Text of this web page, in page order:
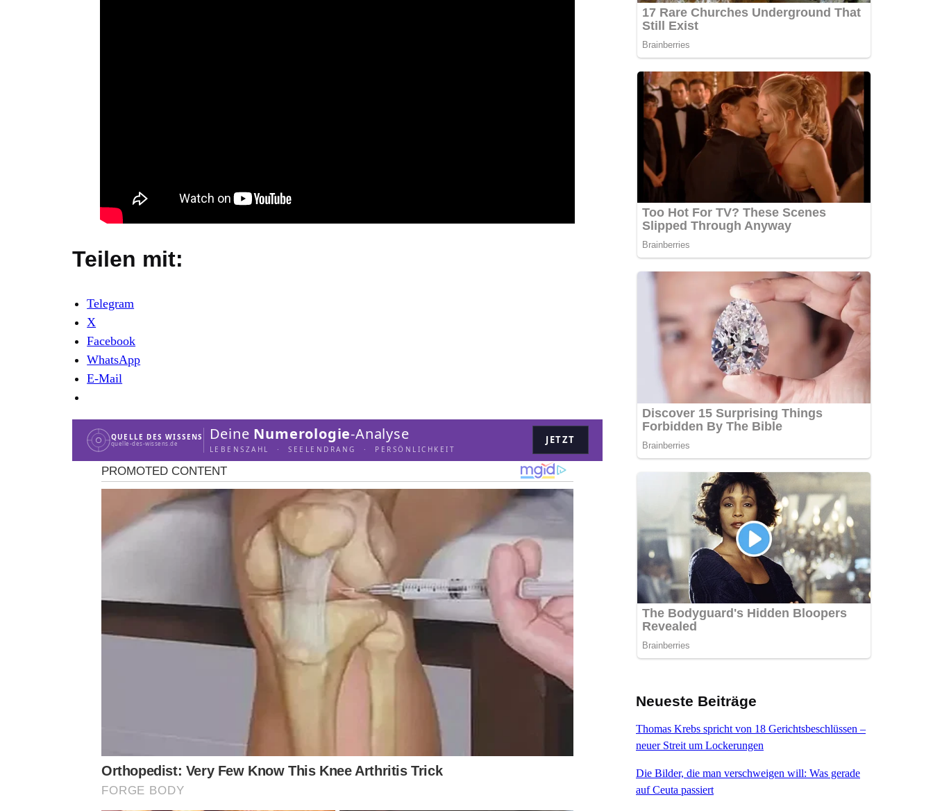
Teilen mit:
Telegram
X
Facebook
WhatsApp
E-Mail
QUELLE DES WISSENS
quelle-des-wissens.de
Deine Numerologie-Analyse
LEBENSZAHL · SEELENDRANG · PERSÖNLICHKEIT
JETZT
Neueste Beiträge
Thomas Krebs spricht von 18 Gerichtsbeschlüssen –
neuer Streit um Lockerungen
Die Bilder, die man verschweigen will: Was gerade
auf Ceuta passiert